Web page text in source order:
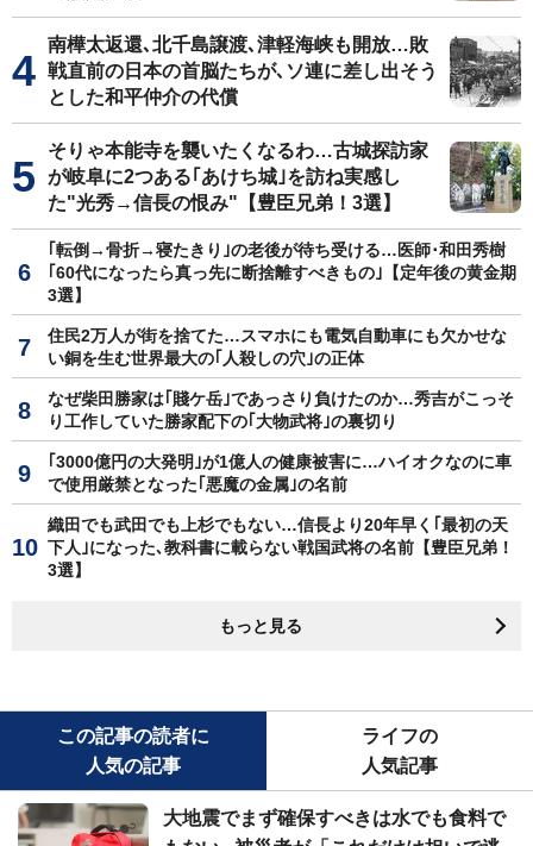
南樺太返還､北千島譲渡､津軽海峡も開放…敗
戦直前の日本の首脳たちが､ソ連に差し出そう
とした和平仲介の代償
そりゃ本能寺を襲いたくなるわ…古城探訪家
が岐阜に2つある｢あけち城｣を訪ね実感し
た"光秀→信長の恨み"【豊臣兄弟！3選】
｢転倒→骨折→寝たきり｣の老後が待ち受ける…医師･和田秀樹
｢60代になったら真っ先に断捨離すべきもの｣【定年後の黄金期
3選】
住民2万人が街を捨てた…スマホにも電気自動車にも欠かせな
い銅を生む世界最大の｢人殺しの穴｣の正体
なぜ柴田勝家は｢賤ケ岳｣であっさり負けたのか…秀吉がこっそ
り工作していた勝家配下の｢大物武将｣の裏切り
｢3000億円の大発明｣が1億人の健康被害に…ハイオクなのに車
で使用厳禁となった｢悪魔の金属｣の名前
織田でも武田でも上杉でもない…信長より20年早く｢最初の天
下人｣になった､教科書に載らない戦国武将の名前【豊臣兄弟！
3選】
もっと見る
この記事の読者に
人気の記事
ライフの
人気記事
大地震でまず確保すべきは水でも食料で